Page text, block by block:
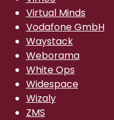
Virtual Minds
Vodafone GmbH
Waystack
Weborama
White Ops
Widespace
Wizaly
ZMS